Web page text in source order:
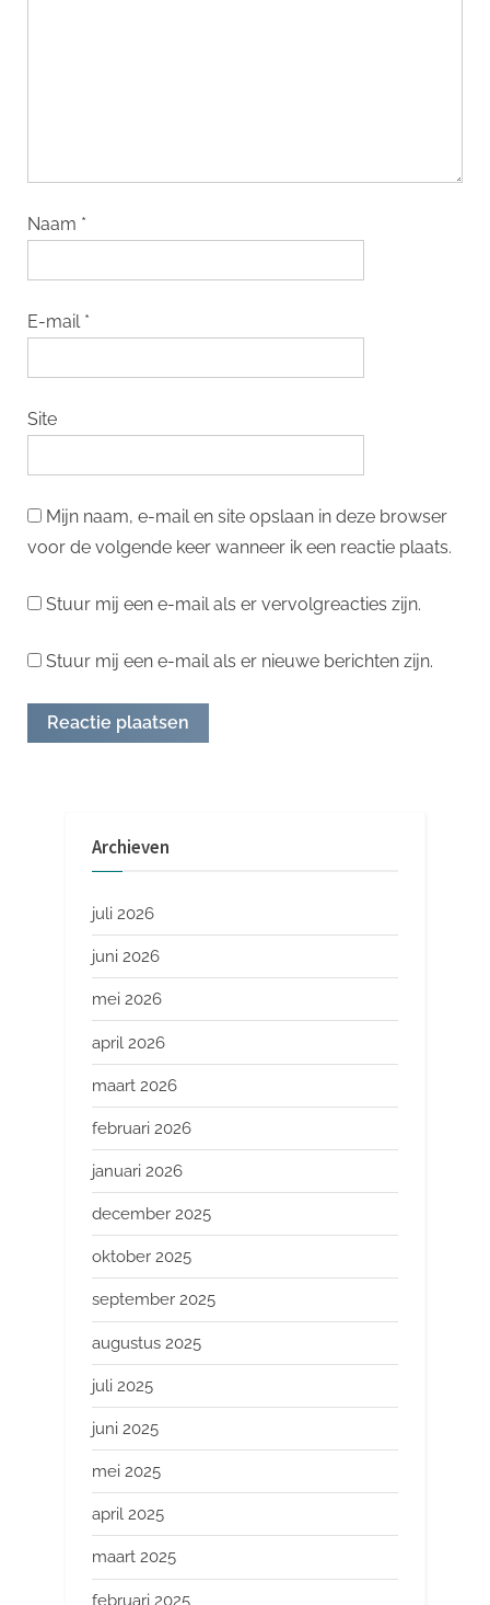
Naam *
E-mail *
Site
Mijn naam, e-mail en site opslaan in deze browser
voor de volgende keer wanneer ik een reactie plaats.
Stuur mij een e-mail als er vervolgreacties zijn.
Stuur mij een e-mail als er nieuwe berichten zijn.
Archieven
juli 2026
juni 2026
mei 2026
april 2026
maart 2026
februari 2026
januari 2026
december 2025
oktober 2025
september 2025
augustus 2025
juli 2025
juni 2025
mei 2025
april 2025
maart 2025
februari 2025